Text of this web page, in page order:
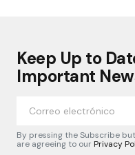
Keep Up to
Important
By pressing the Subscribe
are agreeing to ourPrivacy